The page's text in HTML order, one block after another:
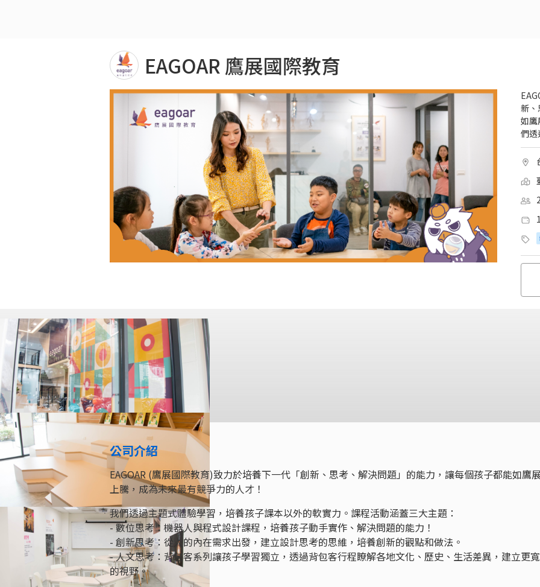
EAGOAR 鷹展國際教育
新、
如鷹
們透
公司介紹
EAGOAR (鷹展國際教育)致力於培養下一代「創新、思考、解決問題」的能力，讓每個孩子都能如鷹
上騰，成為未來最有競爭力的人才！
我們透過主題式體驗學習，培養孩子課本以外的軟實力。課程活動涵蓋三大主題：
- 數位思考：機器人與程式設計課程，培養孩子動手實作、解決問題的能力！
- 創新思考：從人的內在需求出發，建立設計思考的思維，培養創新的觀點和做法。
- 人文思考：背包客系列讓孩子學習獨立，透過背包客行程瞭解各地文化、歷史、生活差異，建立更
的視野。